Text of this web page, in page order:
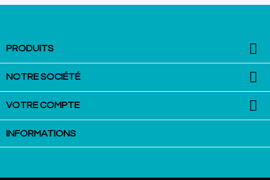
PRODUITS 
NOTRE SOCIÉTÉ 
VOTRE COMPTE 
INFORMATIONS